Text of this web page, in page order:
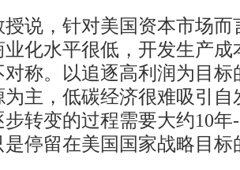
，针对美国资本市场而
化水平很低，开发生产成
称。以追逐高利润为目标
为主，低碳经济很难吸引
步转变的过程需要大约10
停留在美国国家战略目标